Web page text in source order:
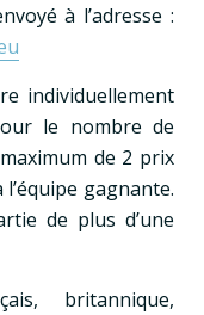
à l’adresse :
individuellement
le nombre de
de 2 prix
gagnante.
de plus d’une
britannique,